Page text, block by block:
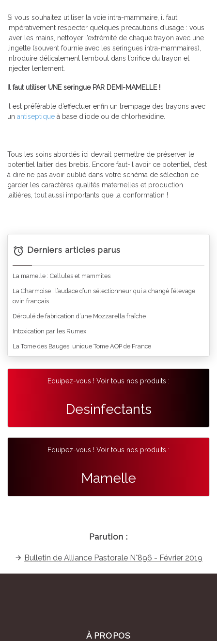
Si vous souhaitez utiliser la voie intra-mammaire, il faut
impérativement respecter quelques précautions d’usage : vous
laver les mains, nettoyer l’extrémité de chaque trayon avec une
lingette (souvent fournie avec les seringues intra-mammaires),
introduire délicatement l’embout dans l’orifice du trayon et
injecter lentement.
Il faut utiliser UNE seringue PAR DEMI-MAMELLE !
Il est préférable d’effectuer enfin un trempage des trayons avec
un antiseptique à base d’iode ou de chlorhexidine.
Tous les soins abordés ici devrait permettre de préserver le
potentiel laitier des brebis. Encore faut-il avoir ce potentiel, c’est
à dire ne pas avoir oublié dans votre schéma de sélection de
garder les caractères qualités maternelles et production
laitières, tout aussi importants que la conformation !
Derniers articles parus
La mamelle : Cellules et mammites
La Charmoise : l’audace d’un sélectionneur qui a changé l’élevage
ovin français
Déroulé de fabrication d’une Mozzarella fraîche
Intoxication par les Rumex
La Tome des Bauges, unique Tome AOP de France
Equipez-vous ! Voir tous nos produits :
Desinfectants
Equipez-vous ! Voir tous nos produits :
Mamelle
Parution :
Bulletin de Alliance Pastorale N°896 - Février 2019
À PROPOS